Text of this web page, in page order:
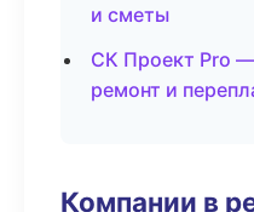
и сметы
СК Проект Pro
ремонт и
Компании в